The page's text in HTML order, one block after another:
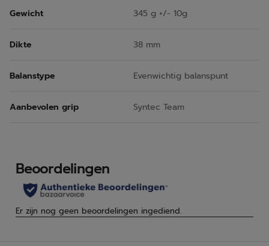
Gewicht
345 g +/- 10g
Dikte 38 mm
Balanstype Evenwichtig balanspunt
Aanbevolen grip Syntec Team